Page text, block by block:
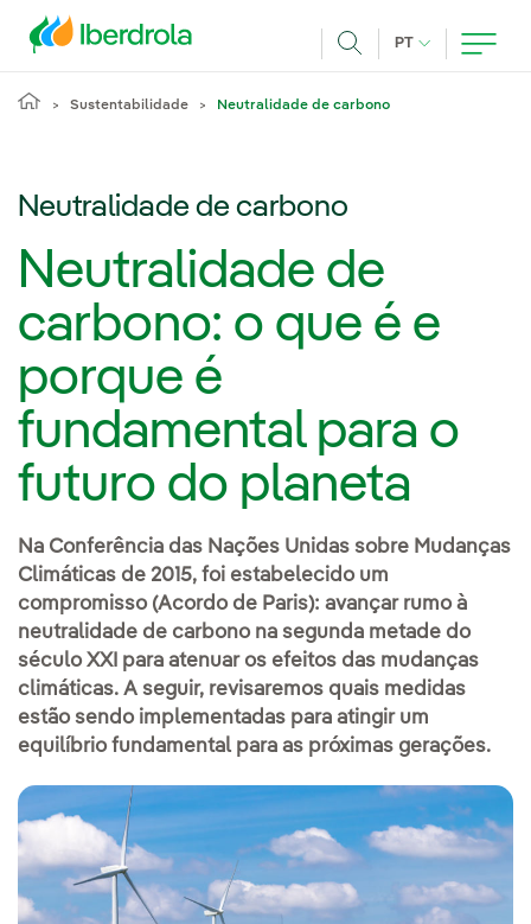
PT IDIOMA ATUAL,
Sustentabilidade Neutralidade de carbono
Neutralidade de carbono
Neutralidade de
carbono: o que é e
porque é
fundamental para o
futuro do planeta
Na Conferência das Nações Unidas sobre Mudanças
Climáticas de 2015, foi estabelecido um
compromisso (Acordo de Paris): avançar rumo à
neutralidade de carbono na segunda metade do
século XXI para atenuar os efeitos das mudanças
climáticas. A seguir, revisaremos quais medidas
estão sendo implementadas para atingir um
equilíbrio fundamental para as próximas gerações.